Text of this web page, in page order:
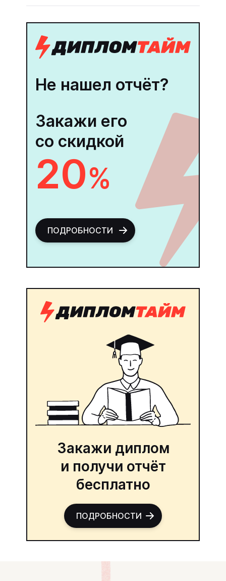
Не нашел отчёт?
Закажи его
со скидкой
20%
ПОДРОБНОСТИ
Закажи диплом
и получи отчёт
бесплатно
ПОДРОБНОСТИ